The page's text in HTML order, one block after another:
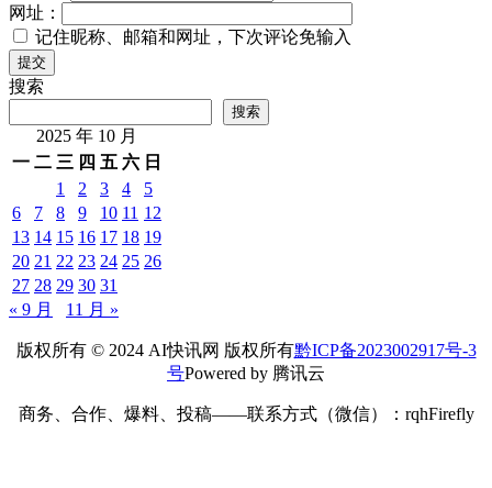
网址：
记住昵称、邮箱和网址，下次评论免输入
提交
搜索
搜索
2025 年 10 月
一 二 三 四 五 六 日
1
2 3 4
5
6
7 8 9 10 11 12
13 14 15 16 17 18 19
20 21 22 23 24 25 26
27 28 29 30 31
« 9 月
11 月 »
版权所有 © 2024 AI快讯网 版权所有黔ICP备2023002917号-3
号Powered by 腾讯云
商务、合作、爆料、投稿——联系方式（微信）：rqhFirefly